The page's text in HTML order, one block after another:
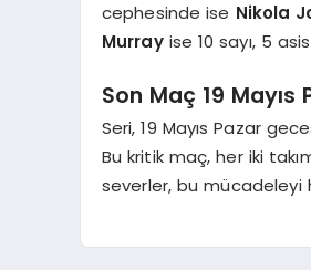
cephesinde ise Nikola
Murrayise 10 sayı, 5
Son Maç 19 Mayıs
Seri, 19 Mayıs Pazar
Bu kritik maç, her iki
severler, bu mücadeleyi